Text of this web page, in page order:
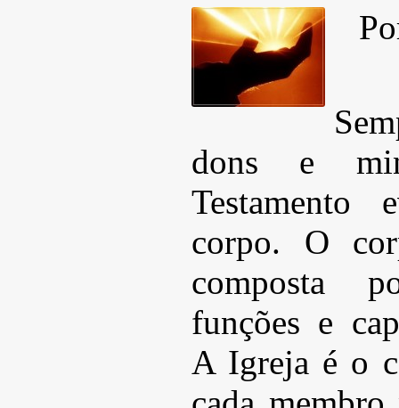
dons e
corpo. O
composta
funções e
A Igreja é o